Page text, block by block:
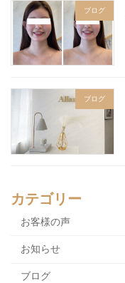
ブログ
ブログ
カテゴリー
お客様の声
お知らせ
ブログ